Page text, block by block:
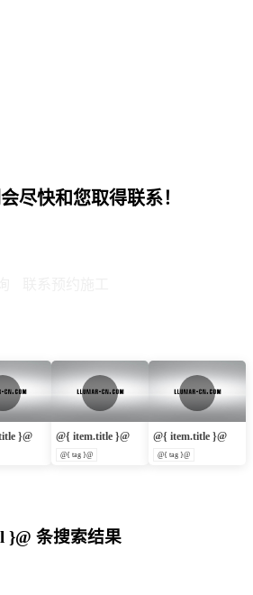
尽快和您取得联系！
}@ @{ item.title }@
@{ tag }@
@{ item.title }@
@{ tag }@
}@ 条搜索结果